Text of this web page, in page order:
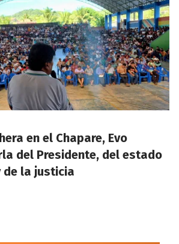
en el Chapare, Evo
del Presidente, del estado
de la justicia